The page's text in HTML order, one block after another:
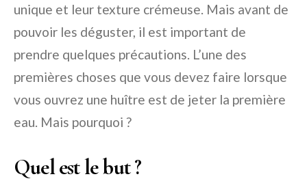
unique et leur texture crémeuse. Mais avant de
pouvoir les déguster, il est important de
prendre quelques précautions. L’une des
premières choses que vous devez faire lorsque
vous ouvrez une huître est de jeter la première
eau. Mais pourquoi ?
Quel est le but ?